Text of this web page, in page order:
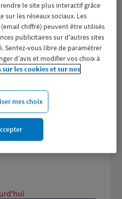
DE GAULLE
Voir plus
le site plus interactif grâce
les réseaux sociaux. Les
chiffré) peuvent être utilisés
publicitaires sur d'autres sites
Sentez-vous libre de paramétrer
d’avis et modifier vos choix à
sur les cookies et sur nos
mes choix